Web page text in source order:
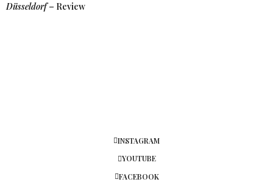
Düsseldorf– Review
INSTAGRAM
YOUTUBE
FACEBOOK